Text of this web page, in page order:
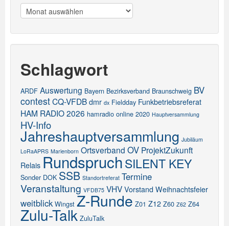
Meldungen
Schlagwort
ARDF Auswertung Bayern Bezirksverband Braunschweig BV
contestCQ-VFDB dmr dx Fieldday Funkbetriebsreferat
HAM RADIO 2026 hamradio online 2020 Hauptversammlung
HV-Info
Jahreshauptversammlung Jubiläum
LoRaAPRS Marienborn Ortsverband OV ProjektZukunft
Relais RundspruchSILENT KEY
Sonder DOK SSB Standortreferat Termine
Veranstaltung VFDB75 VHV Vorstand Weihnachtsfeier
weitblick Wingst Z-Runde Z01 Z12 Z60 Z62 Z64
Zulu-Talk ZuluTalk